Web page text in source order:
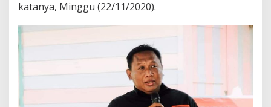
katanya, Minggu (22/11/2020).